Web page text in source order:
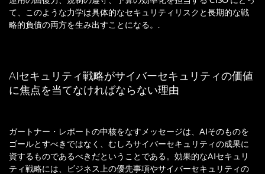
て、このような力学は具体的なセキュリティリスクと長期的な戦
略的負債の両方を生み出すことになる。.
AIセキュリティ戦略がサイバーセキュリティの価値
に焦点を当てなければならない理由
ガートナー・レポートの中核をなすメッセージは、AIそのものを
ゴールとすべきではなく、むしろサイバーセキュリティの成果に
資するものであるべきだということである。効果的なAIセキュリ
ティ戦略には、ビジネス上の優先事項やサイバーセキュリティの